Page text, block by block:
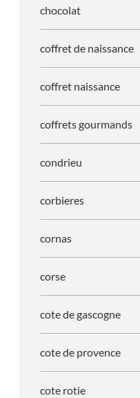
chocolat
coffret de naissance
coffret naissance
coffrets gourmands
condrieu
corbieres
cornas
corse
cote de gascogne
cote de provence
cote rotie